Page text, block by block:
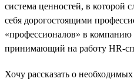
система ценностей, в которой
себя дорогостоящими
«профессионалов» в
принимающий на работу HR-
Хочу рассказать о